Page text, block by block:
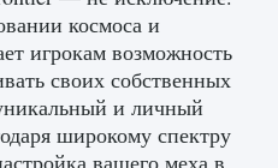
космоса и
игрокам возможность
своих собственных
и личный
широкому спектру
вашего меха в